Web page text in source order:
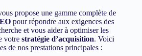
propose une gamme complète de
pour répondre aux exigences des
et vous aider à optimiser les
votre stratégie d’acquisition. Voici
de nos prestations principales :